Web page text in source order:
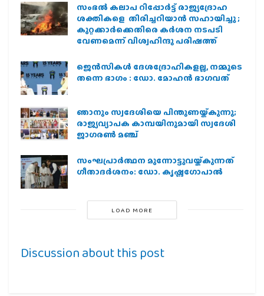
സംഭൽ കലാപ റിപ്പോർട്ട് രാജ്യദ്രോഹ
ശക്തികളെ തിരിച്ചറിയാൻ സഹായിച്ചു ;
കുറ്റക്കാർക്കെതിരെ കർശന നടപടി
വേണമെന്ന് വിശ്വഹിന്ദു പരിഷത്ത്
ജെന്‍സികള്‍ ദേശദ്രോഹികളല്ല, നമ്മുടെ
തന്നെ ഭാഗം : ഡോ. മോഹന്‍ ഭാഗവത്
ഞാനും സ്വദേശിയെ പിന്തുണയ്ക്കുന്നു;
രാജ്യവ്യാപക കാമ്പയിനുമായി സ്വദേശി
ജാഗരണ്‍ മഞ്ച്
സംഘപ്രാര്‍ത്ഥന മുന്നോട്ടുവയ്ക്കുന്നത്
ഗീതാദര്‍ശനം: ഡോ. കൃഷ്ണഗോപാല്‍
LOAD MORE
Discussion about this post